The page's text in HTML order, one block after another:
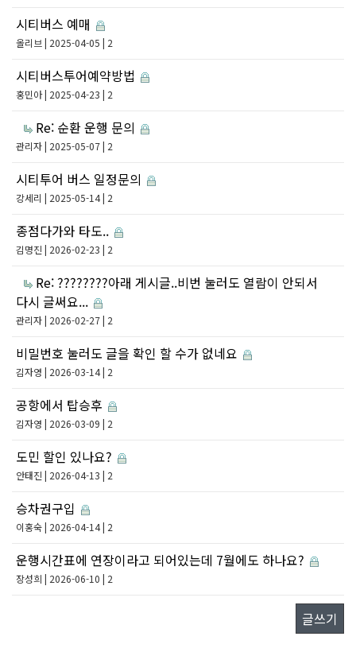
시티버스 예매
올리브 | 2025-04-05 | 2
시티버스투어예약방법
홍민아| 2025-04-23 | 2
Re: 순환 운행 문의
관리자| 2025-05-07 | 2
시티투어 버스 일정문의
강세리 | 2025-05-14 | 2
종점다가와 타도..
김명진 | 2026-02-23 | 2
Re: ????????아래 게시글..비번 눌러도 열람이 안되서
다시 글써요...
관리자| 2026-02-27 | 2
비밀번호 눌러도 글을 확인 할 수가 없네요
김자영 | 2026-03-14 | 2
공항에서 탑승후
김자영 | 2026-03-09 | 2
도민 할인 있나요?
안태진 | 2026-04-13 | 2
승차권구입
이홍숙| 2026-04-14 | 2
운행시간표에 연장이라고 되어있는데 7월에도 하나요?
장성희 | 2026-06-10 | 2
글쓰기